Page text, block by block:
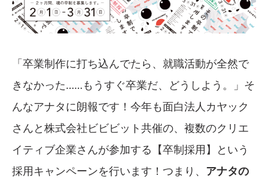
「卒業制作に打ち込んでたら、就職活動が全然で
きなかった……もうすぐ卒業だ、どうしよう。」そ
んなアナタに朗報です！今年も面白法人カヤック
さんと株式会社ビビビット共催の、複数のクリエ
イティブ企業さんが参加する【卒制採用】という
採用キャンペーンを行います！つまり、 アナタの